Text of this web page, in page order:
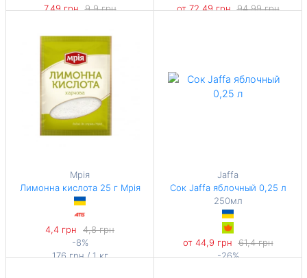
7,49 грн 9,9 грн
149,8 грн / 1 кг
от 72,49 грн 94,99 грн
Мрія
Лимонна кислота 25 г Мрія
4,4 грн
4,8 грн
-8%
176 грн / 1 кг
Jaffa
Сок Jaffa яблочный 0,25 л
250мл
от 44,9 грн 61,4 грн
-26%